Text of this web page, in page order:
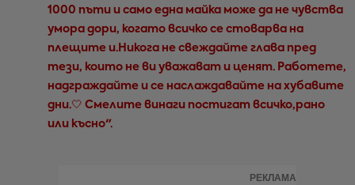
1000 пъти и само една майка може да не чувства
умора дори, когато всичко се стоварва на
плещите и.Никога не свеждайте глава пред
тези, които не ви уважават и ценят. Работете,
надграждайте и се наслаждавайте на хубавите
дни.🤍 Смелите винаги постигат всичко,рано
или късно".
РЕКЛАМА